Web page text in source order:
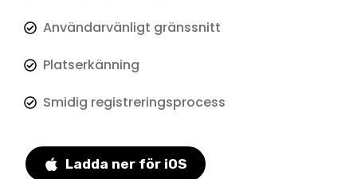
Användarvänligt gränssnitt
Platserkänning
Smidig registreringsprocess
Ladda ner för iOS